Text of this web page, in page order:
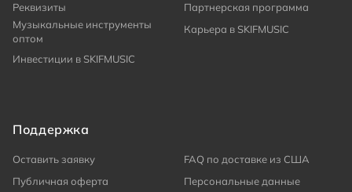
Реквизиты
Партнерская программа
Музыкальные инструменты
оптом
Карьера в SKIFMUSIC
Инвестиции в SKIFMUSIC
Поддержка
Оставить заявку
FAQ по доставке из США
Публичная оферта
Персональные данные